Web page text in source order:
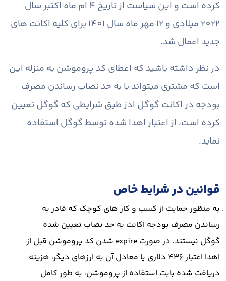
کرده است و این سیاست از تاریخ 4 ام ماه اکتبر سال
2022 میلادی و 12 مهر ماه سال 1401 برای کلیه اکانت های
جدید اعمال شد.
در نظر داشته باشید که اعطای کد پروموشن به منزله این
است که مشتری میتواند با به حد نصاب رساندن مصرف
بودجه در اکانت گوگل ادز طبق شرایطی که گوگل تعیین
کرده است، از اعتبار اهدا شده توسط گوگل استفاده
نماید.
قوانین در شرایط خاص
به منظور حمایت از کسب و کار های کوچک که قادر به
رساندن مصرف بودجه اکانت به حد نصاب تعیین شده
گوگل نیستند، در صورت expire شدن کد پروموشن قبل از
اهدا اعتبار 436 دلاری یا معادل آن به ارزهای دیگر، هزینه
دریافت شده بابت استفاده از پروموشن، به طور کامل